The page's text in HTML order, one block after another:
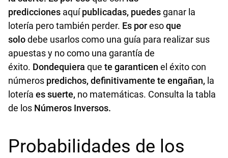
predicciones aquípublicadas, puedesganar la
lotería pero también perder. Es poresoque
solodebe usarlos como una guía para realizar sus
apuestas y no como una garantía de
éxito. Dondequiera que te garanticen el éxito con
números predichos, definitivamente te engañan, la
lotería es suerte, no matemáticas. Consulta la tabla
de los Números Inversos.
Probabilidades de los